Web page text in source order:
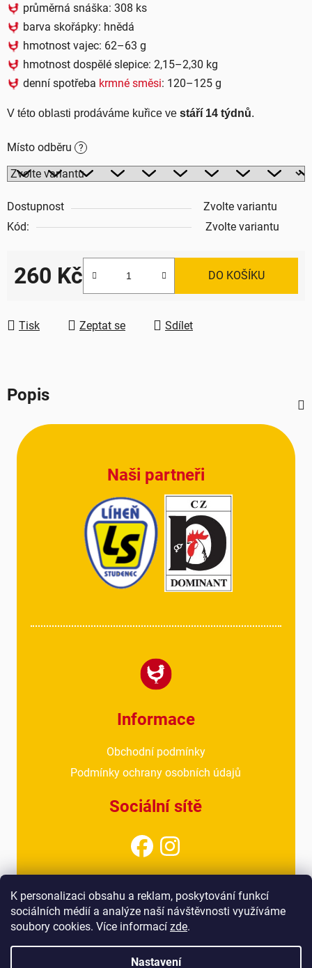
K personalizaci obsahu a reklam, poskytování funkcí
sociálních médií a analýze naší návštěvnosti využíváme
soubory cookies. Více informací zde.
Nastavení
průměrná snáška: 308 ks
barva skořápky: hnědá
hmotnost vajec: 62–63 g
hmotnost dospělé slepice: 2,15–2,30 kg
denní spotřeba krmné směsi: 120–125 g
V této oblasti prodáváme kuřice ve stáří 14 týdnů.
Místo odběru ?
Dostupnost
Zvolte variantu
Kód:
Zvolte variantu
260 Kč DO KOŠÍKU
Tisk Zeptat se Sdílet
Popis
Naši partneři
Informace
Obchodní podmínky
Podmínky ochrany osobních údajů
Sociální sítě
info@drubezarnahoresovice.cz